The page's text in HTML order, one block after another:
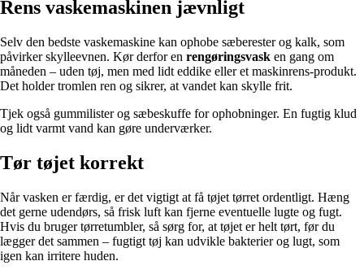
Rens vaskemaskinen jævnligt
Selv den bedste vaskemaskine kan ophobe sæberester og kalk, som
påvirker skylleevnen. Kør derfor en rengøringsvask en gang om
måneden – uden tøj, men med lidt eddike eller et maskinrens-produkt.
Det holder tromlen ren og sikrer, at vandet kan skylle frit.
Tjek også gummilister og sæbeskuffe for ophobninger. En fugtig klud
og lidt varmt vand kan gøre underværker.
Tør tøjet korrekt
Når vasken er færdig, er det vigtigt at få tøjet tørret ordentligt. Hæng
det gerne udendørs, så frisk luft kan fjerne eventuelle lugte og fugt.
Hvis du bruger tørretumbler, så sørg for, at tøjet er helt tørt, før du
lægger det sammen – fugtigt tøj kan udvikle bakterier og lugt, som
igen kan irritere huden.